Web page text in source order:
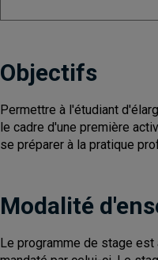
Objectifs
Permettre à l'étudiant
le cadre d'une première
se préparer à la pratique
Modalité
Le programme de stage